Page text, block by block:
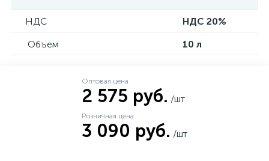
НДС
НДС 20%
Объем
10 л
Оптовая цена
2 575 руб. /шт
Розничная цена
3 090 руб. /шт